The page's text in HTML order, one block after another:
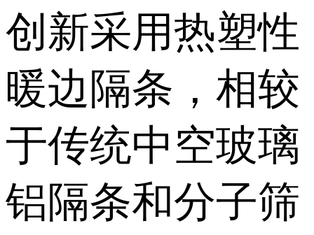
创新采用热塑性
暖边隔条，相较
于传统中空玻璃
铝隔条和分子筛